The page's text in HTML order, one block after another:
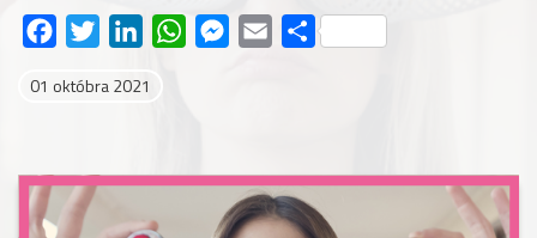
FacebookTwitterLinkedInWhatsAppMessenger
Email Share
01 októbra 2021